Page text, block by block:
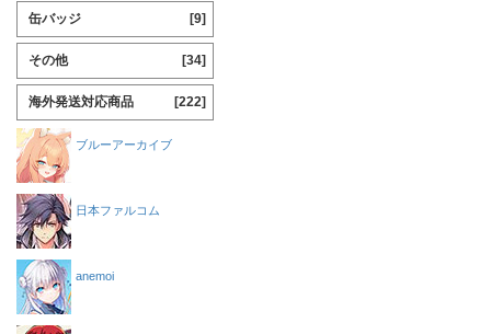
缶バッジ [9]
その他 [34]
海外発送対応商品 [222]
ブルーアーカイブ
日本ファルコム
anemoi